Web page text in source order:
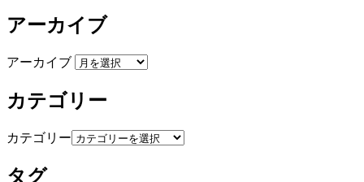
アーカイブ
アーカイブ
カテゴリー
カテゴリー
タグ